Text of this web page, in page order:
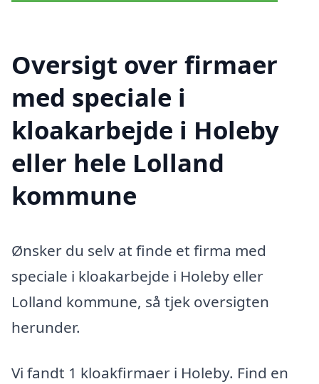
Oversigt over firmaer
med speciale i
kloakarbejde i Holeby
eller hele Lolland
kommune
Ønsker du selv at finde et firma med
speciale i kloakarbejde i Holeby eller
Lolland kommune, så tjek oversigten
herunder.
Vi fandt 1 kloakfirmaer i Holeby. Find en